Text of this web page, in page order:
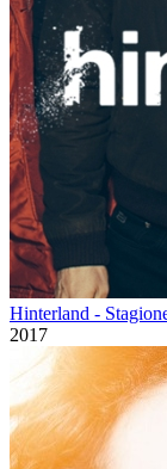
Hinterland -
2017